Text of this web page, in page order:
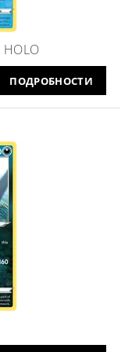
HOLO
ПОДРОБНОСТИ